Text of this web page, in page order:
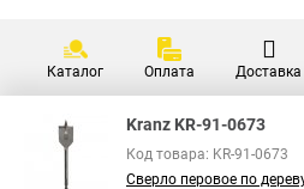
Каталог Оплата Доставка
Kranz KR-91-0673
Код товара: KR-91-0673
Сверло перовое по